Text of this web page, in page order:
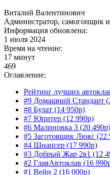
Виталий Валентинович
Администратор, самогонщик
Информация обновлена:
1 июля 2024
Время на чтение:
17 минут
469
Оглавление:
Рейтинг лучших
#9 Домашний Стандарт
#8 Булат (14 950р)
#7 Юпитер (12 990р)
#6 Малиновка 3 (20 490р)
#5 Заготовщик Люкс (22
#4 Шнапсер (17 990р)
#3 Добрый Жар 2в1 (12
#2 ГлавАвтоклав (16
#1 Вейн 2 (16 000р)